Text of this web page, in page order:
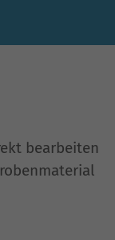
bearbeiten